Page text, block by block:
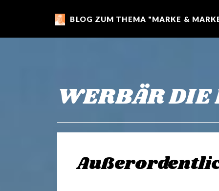
m
r
k
BLOG ZUM THEMA "MARKE &
WERBÄR DIE